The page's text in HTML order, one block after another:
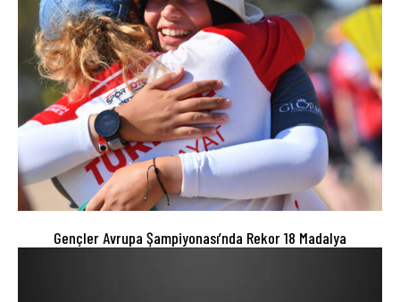
Gençler Avrupa Şampiyonası’nda Rekor 18 Madalya